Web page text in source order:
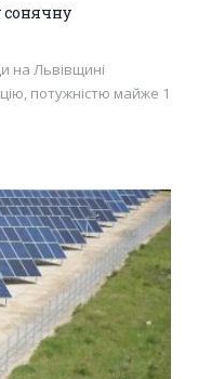
на Львівщині
потужністю майже 1